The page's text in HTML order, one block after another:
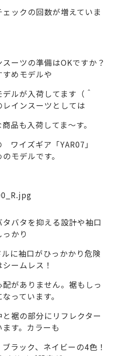
ックの回数が増えていま
ーツの準備はOKですか？
めモデルや
ルが入荷してます（＾
インスーツとしては
品も入荷してま～す。
イズギア「YAR07」
モデルです。
バタを抑える設計や袖口
かり
に袖口がひっかかり危険
ームレス！
がありません。裾もしっ
っています。
裾の部分にリフレクター
ます。カラーも
ラック、ネイビーの4色！